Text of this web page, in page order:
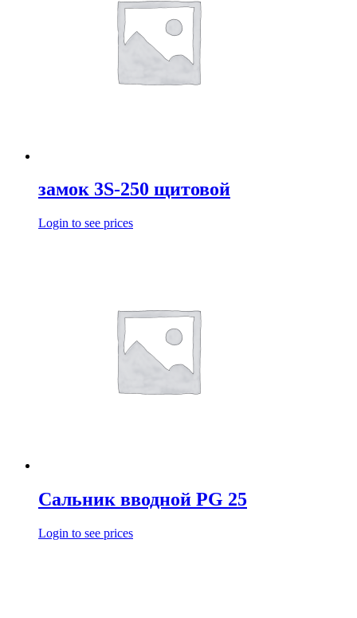
замок 3S-250 щитовой
Login to see prices
Сальник вводной PG 25
Login to see prices